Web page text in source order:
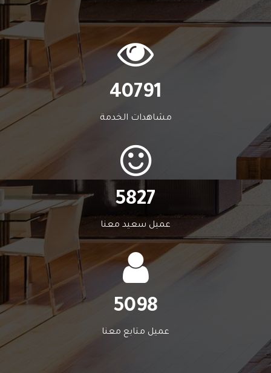
40791
مشاهدات الخدمة
5827
عميل سعيد معنا
5098
عميل متابع معنا